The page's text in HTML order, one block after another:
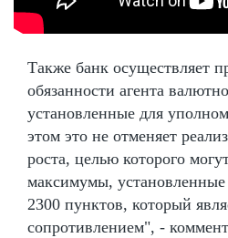
Также банк осуществляет
обязанности агента
установленные для
этом это не отменяет
роста, целью которого
максимумы,
2300 пунктов, который
сопротивлением", -